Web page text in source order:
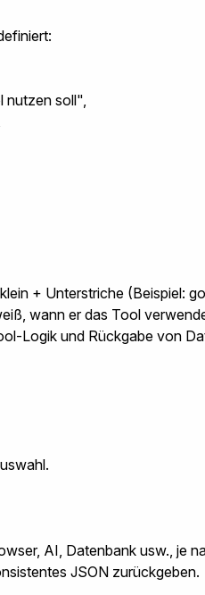
soll",
+ Unterstriche (Beispiel:
wann er das Tool
Logik und Rückgabe von
AI, Datenbank usw., je
JSON zurückgeben.